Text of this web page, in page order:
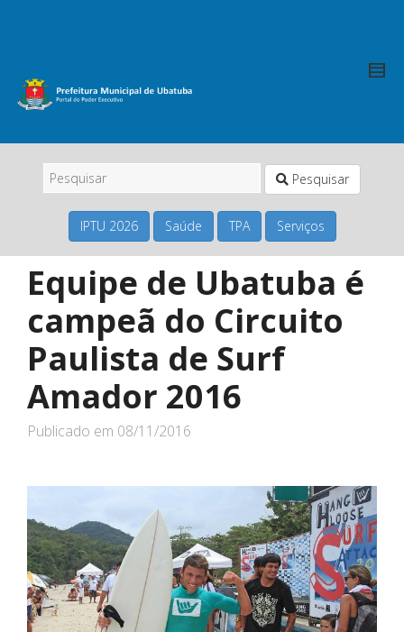
Pesquisar
IPTU 2026 Saúde TPA Serviços
Equipe de Ubatuba é
campeã do Circuito
Paulista de Surf
Amador 2016
Publicado em 08/11/2016